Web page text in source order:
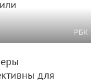
РБК
для